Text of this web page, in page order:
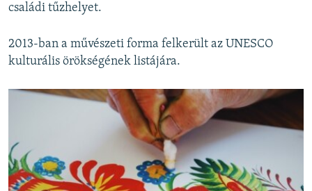
családi tűzhelyet.
2013-ban a művészeti forma felkerült az UNESCO
kulturális örökségének listájára.